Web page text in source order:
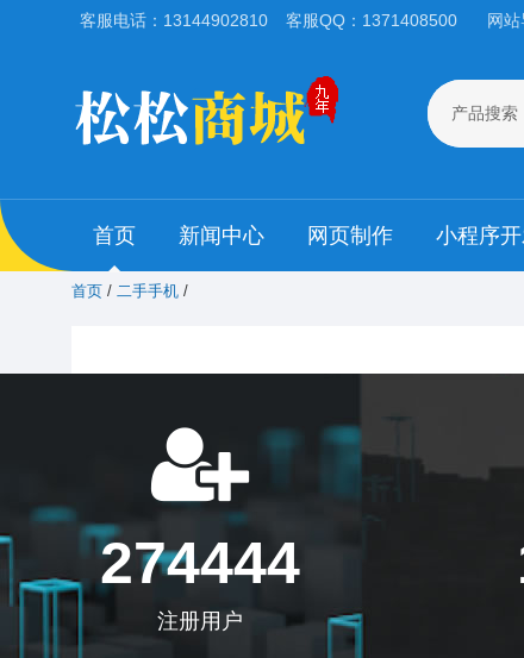
客服电话：13144902810 客服QQ：1371408500 网
产品搜索
首页 新闻中心 网页制作 小程序
首页 / 二手手机 /
274444
注册用户